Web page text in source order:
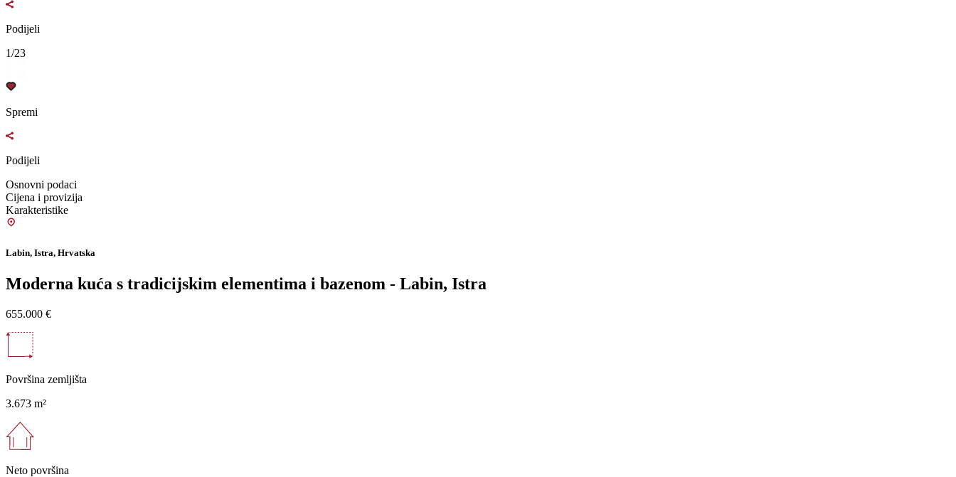
Podijeli
1/23
Spremi
Podijeli
Osnovni podaci
Cijena i provizija
Karakteristike
Labin, Istra, Hrvatska
Moderna kuća s tradicijskim elementima i bazenom - Labin, Istra
655.000 €
Površina zemljišta
3.673 m²
Neto površina